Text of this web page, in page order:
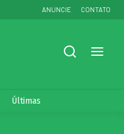
ANUNCIE CONTATO
Últimas